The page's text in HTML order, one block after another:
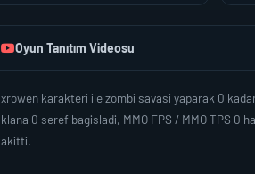
Oyun Tanıtım Videosu
xrowen karakteri ile zombi savasi yaparak 0
klana 0 seref bagisladi, MMO FPS / MMO TPS 0
akitti.